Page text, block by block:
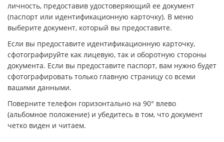
личность, предоставив удостоверяющий ее документ
(паспорт или идентификационную карточку). В меню
выберите документ, который вы предоставите.
Если вы предоставите идентификационную карточку,
сфотографируйте как лицевую, так и оборотную стороны
документа. Если вы предоставите паспорт, вам нужно будет
сфотографировать только главную страницу со всеми
вашими данными.
Поверните телефон горизонтально на 90° влево
(альбомное положение) и убедитесь в том, что документ
четко виден и читаем.